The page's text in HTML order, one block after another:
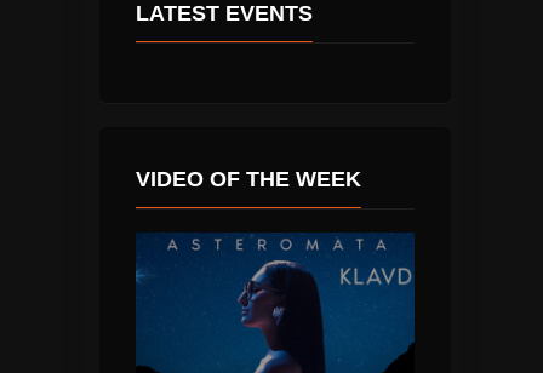
LATEST EVENTS
VIDEO OF THE WEEK